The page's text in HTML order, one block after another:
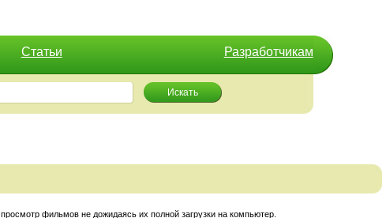
Статьи Разработчикам
Искать
фильмов не дожидаясь их полной загрузки на компьютер.